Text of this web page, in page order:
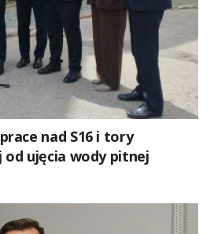
nad S16 i tory
ujęcia wody pitnej